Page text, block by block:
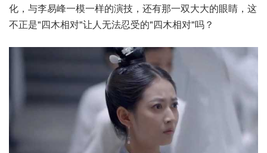
化，与李易峰一模一样的演技，还有那一双大大的眼睛，这
不正是"四木相对"让人无法忍受的"四木相对"吗？